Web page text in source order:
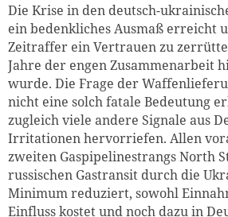
Die Krise in den deutsch-
ein bedenkliches Ausmaß erreicht
Zeitraffer ein Vertrauen zu
Jahre der engen Zusammenarbeit
wurde. Die Frage der
nicht eine solch fatale Bedeutung
zugleich viele andere Signale aus
Irritationen hervorriefen. Allen
zweiten Gaspipelinestrangs North
russischen Gastransit durch die
Minimum reduziert, sowohl
Einfluss kostet und noch dazu in